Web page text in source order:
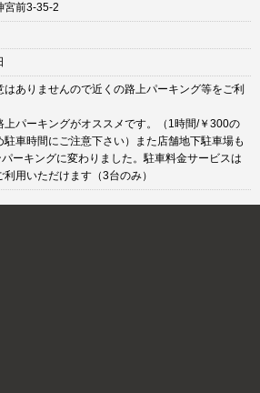
宮前3-35-2
はありませんので近くの路上パーキング等をご利
上パーキングがオススメです。（1時間/￥300の
駐車時間にご注意下さい）また店舗地下駐車場も
ーキングに変わりました。駐車料金サービスは
用いただけます（3台のみ）